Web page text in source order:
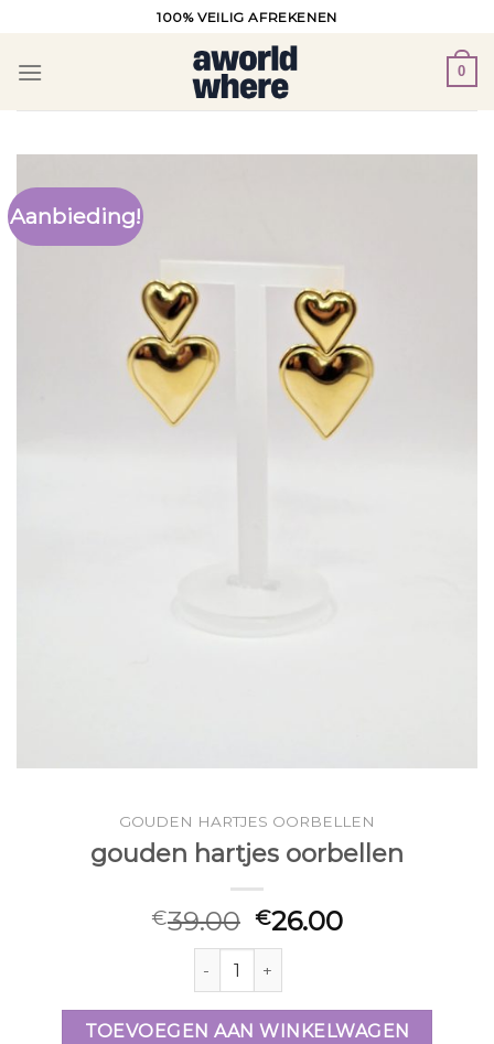
inhoud
100% VEILIG AFREKENEN
0
Aanbieding!
GOUDEN HARTJES OORBELLEN
gouden hartjes oorbellen
€39.00 €26.00
gouden hartjes oorbellen aantal
TOEVOEGEN AAN WINKELWAGEN